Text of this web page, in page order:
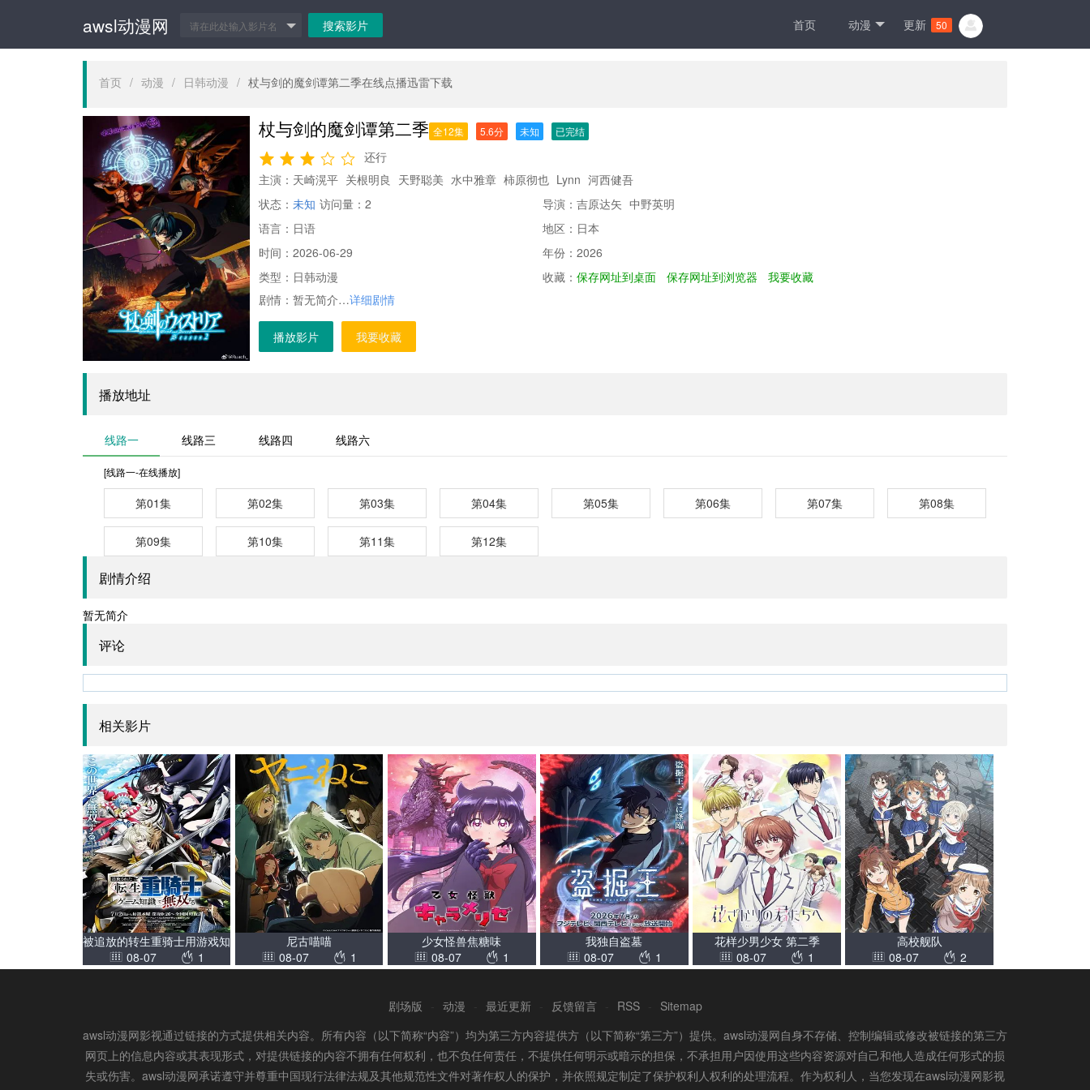
awsl动漫网 首页 动漫 更新 50
首页 / 动漫 / 日韩动漫 / 杖与剑的魔剑谭第二季在线点播迅雷下载
杖与剑的魔剑谭第二季 全12集 5.6分 未知 已完结
还行
主演： 天崎滉平 关根明良 天野聪美 水中雅章 柿原彻也 Lynn 河西健吾
状态： 未知 访问量： 2 导演： 吉原达矢 中野英明
语言： 日语 地区： 日本
时间： 2026-06-29 年份： 2026
类型： 日韩动漫 收藏： 保存网址到桌面 保存网址到浏览器
我要收藏
剧情： 暂无简介…详细剧情
播放影片 我要收藏
播放地址
线路一 线路三 线路四 线路六
[线路一-在线播放]
第01集 第02集 第03集 第04集 第05集 第06集 第07集 第08集
第09集 第10集 第11集 第12集
剧情介绍
暂无简介
评论
相关影片
被追放的转生重骑士用游戏知
识开无双
08-07 1
尼古喵喵
08-07
1
少女怪兽焦糖味
08-07
1
我独自盗墓
08-07
1
花样少男少女 第二季
08-07
1
高校舰队
08-07
2
剧场版 动漫 最近更新 反馈留言 RSS
Sitemap
awsl动漫网影视通过链接的方式提供相关内容。所有内容（以下简称“内容”）均为第三方内容提供方（以下简称“第三方”）提供。awsl动漫网自身不存储、控制编辑或修改被链接的第三方
网页上的信息内容或其表现形式，对提供链接的内容不拥有任何权利，也不负任何责任，不提供任何明示或暗示的担保，不承担用户因使用这些内容资源对自己和他人造成任何形式的损
失或伤害。awsl动漫网承诺遵守并尊重中国现行法律法规及其他规范性文件对著作权人的保护，并依照规定制定了保护权利人权利的处理流程。作为权利人，当您发现在awsl动漫网影视